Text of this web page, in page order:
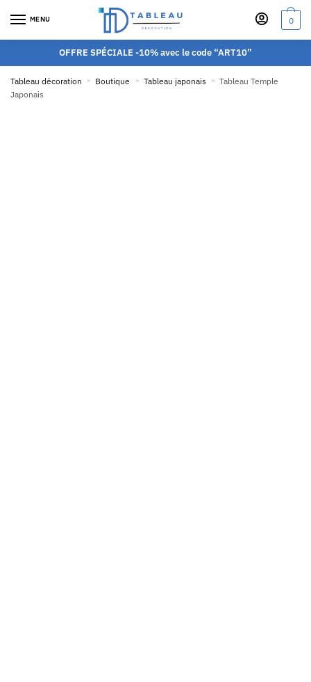
MENU 0
OFFRE SPÉCIALE -10% avec le code “ART10”
Tableau décoration » Boutique » Tableau japonais » Tableau Temple
Japonais